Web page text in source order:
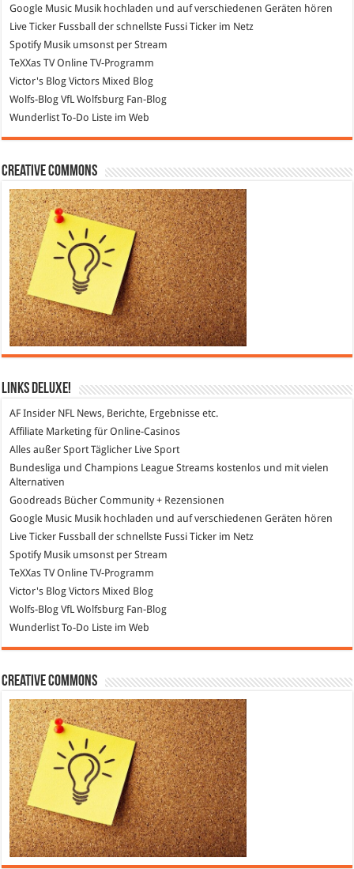
Google Music Musik hochladen und auf verschiedenen Geräten hören
Live Ticker Fussball der schnellste Fussi Ticker im Netz
SpotifyMusik umsonst per Stream
TeXXas TVOnline TV-Programm
Victor's Blog Victors Mixed Blog
Wolfs-Blog VfL Wolfsburg Fan-Blog
Wunderlist To-Do Liste im Web
Creative Commons
Links DeLuXe!
AF Insider NFL News, Berichte, Ergebnisse etc.
Affiliate Marketing für Online-Casinos
Alles außer SportTäglicher Live Sport
Bundesliga und Champions League Streams kostenlos und mit vielen
Alternativen
Goodreads Bücher Community + Rezensionen
Google Music Musik hochladen und auf verschiedenen Geräten hören
Live Ticker Fussball
der schnellste Fussi Ticker im Netz
SpotifyMusik umsonst per Stream
TeXXas TVOnline TV-Programm
Victor's Blog Victors Mixed Blog
Wolfs-Blog VfL Wolfsburg Fan-Blog
WunderlistTo-Do Liste im Web
Creative Commons